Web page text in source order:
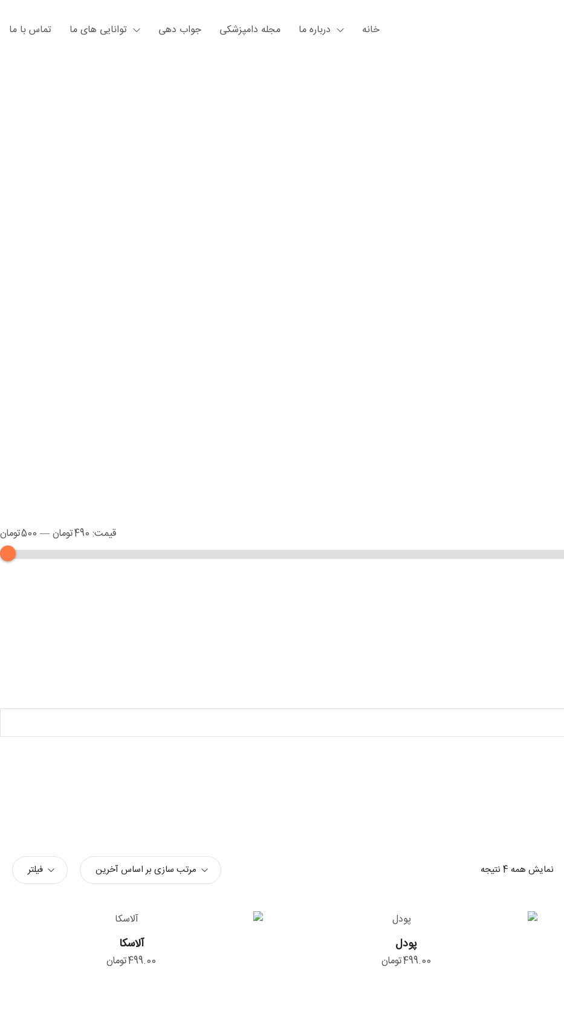
تماس با ما توانایی های ما جواب دهی مجله دامپزشکی درباره ما خانه
قیمت: 490تومان — 500تومان
نمایش همه 4 نتیجه مرتب سازی بر اساس آخرین فیلتر
پودل
پودل
499.00تومان
آلاسکا
آلاسکا
499.00تومان